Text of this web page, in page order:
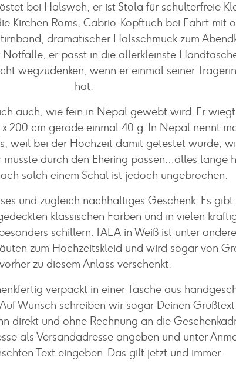
bei Halsweh, er ist Stola für schulterfreie
Kirchen Roms, Cabrio-Kopftuch bei Fahrt mit
dramatischer Halsschmuck zum
er passt in die allerkleinste
wegzudenken, wenn er einmal seiner
hat.
auch, wie fein in Nepal gewebt wird. Er
200 cm gerade einmal 40 g. In Nepal nennt
weil bei der Hochzeit damit getestet wurde,
musste durch den Ehering passen…alles lange
solch einem Schal ist jedoch ungebrochen.
und zugleich nachhaltiges Geschenk. Es
klassischen Farben und in vielen
schillern. TALA in Weiß ist unter
zum Hochzeitskleid und wird sogar von
vorher zu diesem Anlass verschenkt.
verpackt in einer Tasche aus
Wunsch schreiben wir sogar Deinen
direkt und ohne Rechnung an die
als Versandadresse angeben und unter
Text eingeben. Das gilt jetzt und immer.